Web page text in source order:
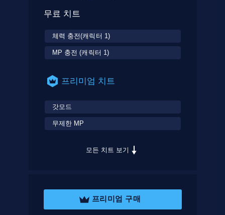
무료 치트
체력 충전(캐릭터 1)
MP 충전 (캐릭터 1)
프리미엄 치트
갓모드
무제한 MP
모든 치트 보기
프리미엄 구매